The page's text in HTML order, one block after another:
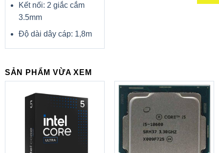
Kết nối: 2 giắc cắm
3.5mm
Độ dài dây cáp: 1,8m
SẢN PHẨM VỪA XEM